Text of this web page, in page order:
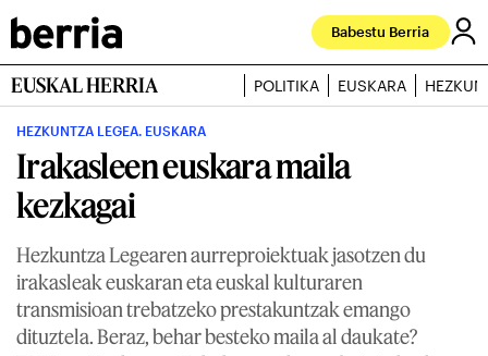
Babestu Berria
EUSKAL HERRIA POLITIKA EUSKARA
HEZKUNTZA LEGEA. EUSKARA
Irakasleen euskara maila
kezkagai
Hezkuntza Legearen aurreproiektuak jasotzen du
irakasleak euskaran eta euskal kulturaren
transmisioan trebatzeko prestakuntzak emango
dituztela. Beraz, behar besteko maila al daukate?